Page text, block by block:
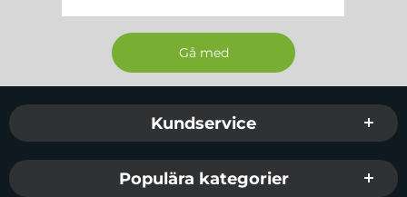
Sidfot Blandad info och länkar
Kundservice
Populära kategorier